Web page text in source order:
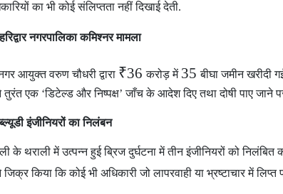
का भी कोई संलिप्तता नहीं दिखाई देती.
नगरपालिका कमिश्नर मामला
आयुक्त वरुण चौधरी द्वारा ₹36करोड़ में 35बीघा जमीन खरीदी
तुरंत एक ‘डिटेल्ड और निष्पक्ष’ जाँच के आदेश दिए तथा दोषी पाए जाने
इंजीनियरों का निलंबन
के थराली में उत्पन्न हुई ब्रिज दुर्घटना में तीन इंजीनियरों को निलंबित
किया कि कोई भी अधिकारी जो लापरवाही या भ्रष्टाचार में लिप्त